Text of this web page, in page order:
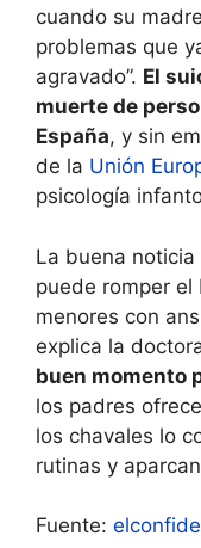
cuando su
problemas que
agravado”. El
muerte de
España, y sin
de la Unión
psicología
La buena
puede romper
menores con
explica la
buen momento
los padres
los chavales lo
rutinas y
Fuente: